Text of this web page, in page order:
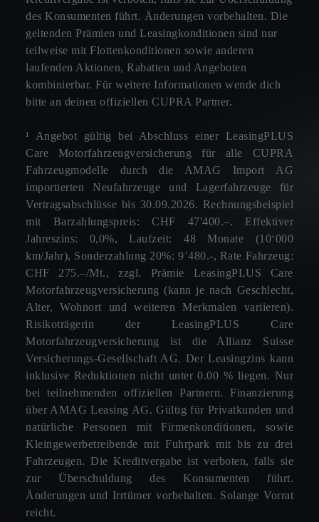
des Konsumenten führt. Änderungen vorbehalten. Die
geltenden Prämien und Leasingkonditionen sind nur
teilweise mit Flottenkonditionen sowie anderen
laufenden Aktionen, Rabatten und Angeboten
kombinierbar. Für weitere Informationen wende dich
bitte an deinen offiziellen CUPRA Partner.
¹ Angebot gültig bei Abschluss einer LeasingPLUS
Care Motorfahrzeugversicherung für alle CUPRA
Fahrzeugmodelle durch die AMAG Import AG
importierten Neufahrzeuge und Lagerfahrzeuge für
Vertragsabschlüsse bis 30.09.2026. Rechnungsbeispiel
mit Barzahlungspreis: CHF 47'400.–. Effektiver
Jahreszins: 0,0%, Laufzeit: 48 Monate (10‘000
km/Jahr), Sonderzahlung 20%: 9’480.-, Rate Fahrzeug:
CHF 275.–/Mt., zzgl. Prämie LeasingPLUS Care
Motorfahrzeugversicherung (kann je nach Geschlecht,
Alter, Wohnort und weiteren Merkmalen variieren).
Risikoträgerin der LeasingPLUS Care
Motorfahrzeugversicherung ist die Allianz Suisse
Versicherungs-Gesellschaft AG. Der Leasingzins kann
inklusive Reduktionen nicht unter 0.00 % liegen. Nur
bei teilnehmenden offiziellen Partnern. Finanzierung
über AMAG Leasing AG. Gültig für Privatkunden und
natürliche Personen mit Firmenkonditionen, sowie
Kleingewerbetreibende mit Fuhrpark mit bis zu drei
Fahrzeugen. Die Kreditvergabe ist verboten, falls sie
zur Überschuldung des Konsumenten führt.
Änderungen und Irrtümer vorbehalten. Solange Vorrat
reicht.